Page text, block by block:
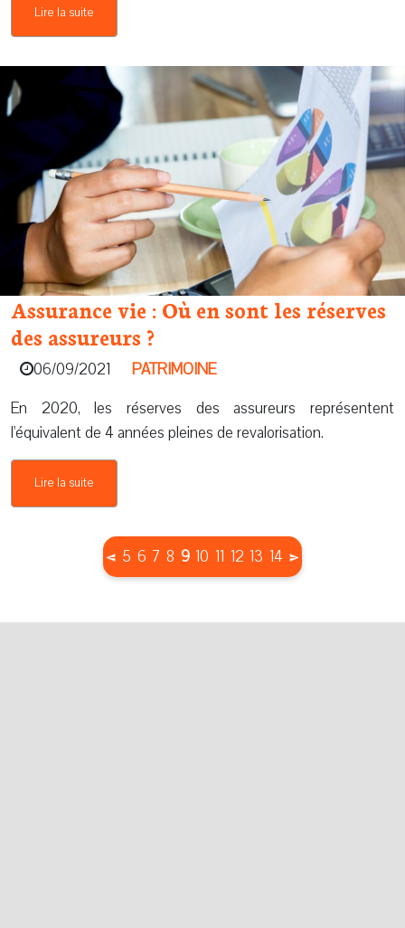
Lire la suite
Assurance vie : Où en sont les réserves
des assureurs ?
06/09/2021
PATRIMOINE
En 2020, les réserves des assureurs représentent
l'équivalent de 4 années pleines de revalorisation.
Lire la suite
5 6 7 8 9(current)
10 11 12 13 14